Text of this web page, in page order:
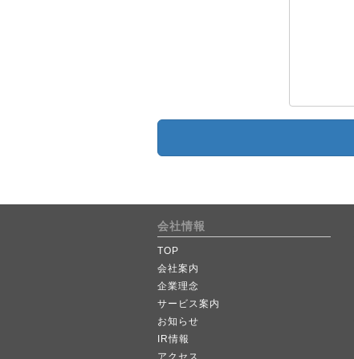
会社情報
TOP
会社案内
企業理念
サービス案内
お知らせ
IR情報
アクセス